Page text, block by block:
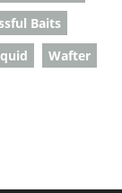
Baits
Wafter